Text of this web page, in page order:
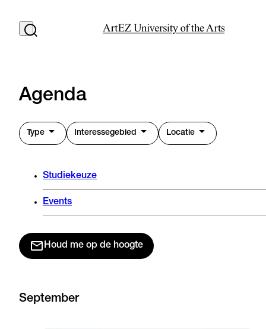
Agenda
Type Interessegebied Locatie
Studiekeuze
Events
Houd me op de hoogte
September